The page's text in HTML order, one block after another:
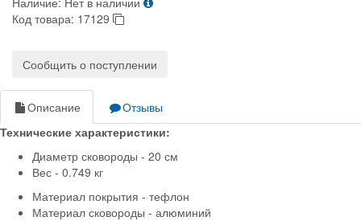
Код товара: 17129
Сообщить о поступлении
Описание
Отзывы
Технические характеристики:
Диаметр сковороды - 20 см
Вес - 0.749 кг
Материал покрытия - тефлон
Материал сковороды - алюминий